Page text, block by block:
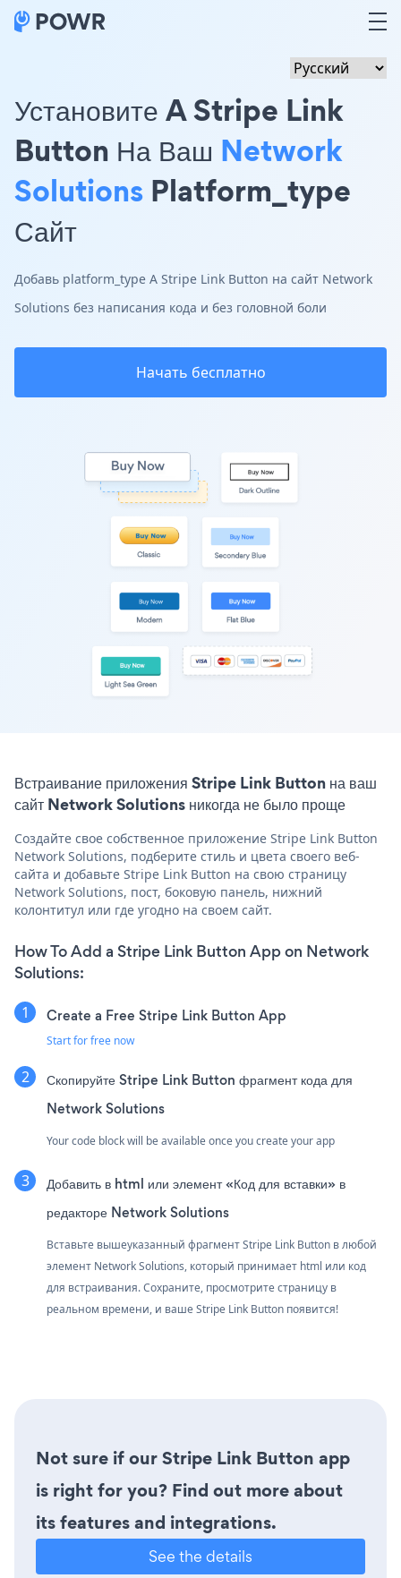
Установите A Stripe Link
Button На Ваш Network
Solutions Platform_type
Сайт
Добавь platform_type A Stripe Link Button на сайт Network
Solutions без написания кода и без головной боли
Начать бесплатно
Встраивание приложения Stripe Link Button на ваш
сайт Network Solutions никогда не было проще
Создайте свое собственное приложение Stripe Link Button
Network Solutions, подберите стиль и цвета своего веб-
сайта и добавьте Stripe Link Button на свою страницу
Network Solutions, пост, боковую панель, нижний
колонтитул или где угодно на своем сайт.
How To Add a Stripe Link Button App on Network
Solutions:
Create a Free Stripe Link Button App
Start for free now
Скопируйте Stripe Link Button фрагмент кода для
Network Solutions
Your code block will be available once you create your app
Добавить в html или элемент «Код для вставки» в
редакторе Network Solutions
Вставьте вышеуказанный фрагмент Stripe Link Button в любой
элемент Network Solutions, который принимает html или код
для встраивания. Сохраните, просмотрите страницу в
реальном времени, и ваше Stripe Link Button появится!
Not sure if our Stripe Link Button app
is right for you? Find out more about
its features and integrations.
See the details